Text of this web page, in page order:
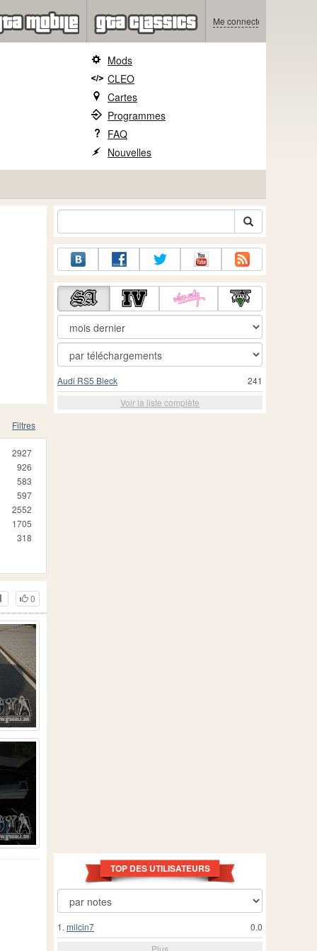
Me connecter
Mods
CLEO
Cartes
Programmes
FAQ
Nouvelles
Filtres
2927
926
583
597
2552
1705
318
0
241
Audi RS5 Bleck
Voir la liste complète
TOP DES UTILISATEURS
0.0
1. milcin7
Plus